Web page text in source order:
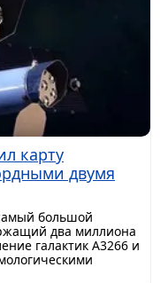
карту
двумя
большой
два миллиона
галактик A3266 и